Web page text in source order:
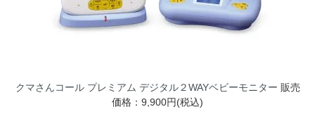
クマさんコール プレミアム デジタル２WAYベビーモニター 販売
価格：9,900円(税込)